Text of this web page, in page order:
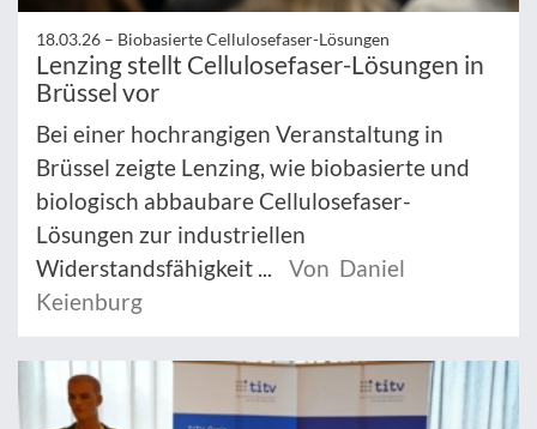
18.03.26 – Biobasierte Cellulosefaser-Lösungen
Lenzing stellt Cellulosefaser-Lösungen in
Brüssel vor
Bei einer hochrangigen Veranstaltung in
Brüssel zeigte Lenzing, wie biobasierte und
biologisch abbaubare Cellulosefaser-
Lösungen zur industriellen
Widerstandsfähigkeit ...
Von Daniel
Keienburg